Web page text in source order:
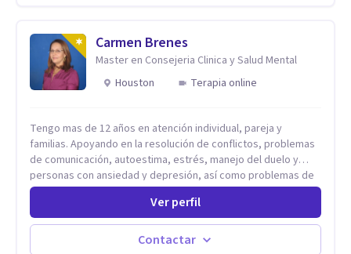
Carmen Brenes
Master en Consejeria Clinica y Salud Mental
Houston
Terapia online
Tengo mas de 12 años en atención individual, pareja y
familias. Apoyando en la resolución de conflictos, problemas
de comunicación, autoestima, estrés, manejo del duelo y
personas con ansiedad y depresión, así como problemas de
conducta y comportamiento. Desarrollo de personas
Estableciendo metas a corto y largo plazo, es vital para la
vida de cada uno tener su propia vision.
Ver perfil
Contactar